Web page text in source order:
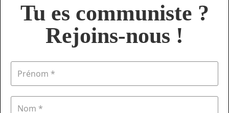
Tu es communiste ?
Rejoins-nous !